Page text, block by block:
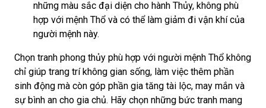
những màu sắc đại diện cho hành Thủy, không phù
hợp với mệnh Thổ và có thể làm giảm đi vận khí của
người mệnh này.
Chọn tranh phong thủy phù hợp với người mệnh Thổ không
chỉ giúp trang trí không gian sống, làm việc thêm phần
sinh động mà còn góp phần gia tăng tài lộc, may mắn và
sự bình an cho gia chủ. Hãy chọn những bức tranh mang